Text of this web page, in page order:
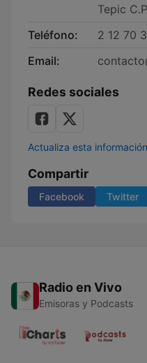
Tepic
Teléfono:
2 12 70
Email:
Redes sociales
Actualiza esta
Compartir
Facebook Twitter
Radio en Vivo
Emisoras y Podcasts